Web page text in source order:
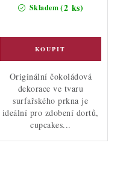
Skladem(2 ks)
Originální čokoládová
dekorace ve tvaru
surfařského prkna je
ideální pro zdobení dortů,
cupcakes...